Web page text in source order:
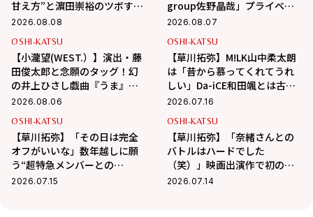
甘え方”と濵田崇裕のツボすぎ
る言動
2026.08.08
group佐野晶哉」プライベー
トな交友録を告白
2026.08.07
OSHI-KATSU
【小瀧望(WEST.）】演出・藤
田俊太郎と念願のタッグ！幻
の井上ひさし戯曲『うま』で
演じる“爽快な悪人”の魅力と
2026.08.06
OSHI-KATSU
【草川拓弥】M!LK山中柔太朗
は「昔から慕ってくれてうれ
しい」Da-iCE和田颯とは古着
屋へ！華麗な交友関係に迫る
2026.07.16
OSHI-KATSU
【草川拓弥】「その日は完全
オフがいいな」数年越しに願
う“超特急メンバーとの
BBQ”！最近熱中している趣味
2026.07.15
OSHI-KATSU
【草川拓弥】「奈緒さんとの
バトルはハードでした
（笑）」映画出演作で初の髭
姿で挑んだ新境地
2026.07.14